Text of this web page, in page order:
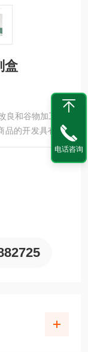
盒
良和谷物加工中。
的开发具有重要
生足够酵母吸收利
生粘性团粒，出现
质量参数。α-淀粉
产生足够细菌生
电话咨询